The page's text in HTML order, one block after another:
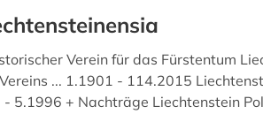
Verein für das Fürstentum
... 1.1901 - 114.2015
5.1996 + Nachträge Liechtenstein